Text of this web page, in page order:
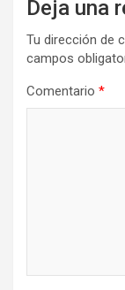
Deja una
Tu dirección de
campos
Comentario *